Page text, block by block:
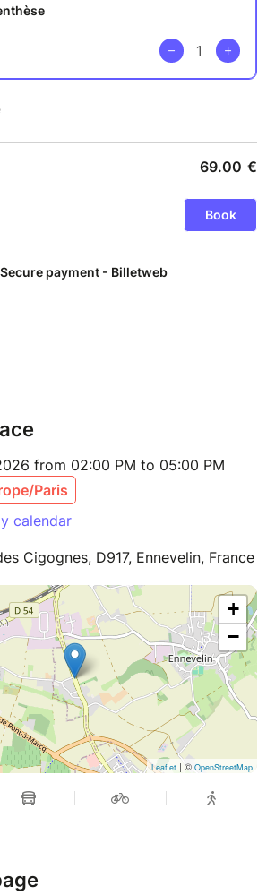
from 02:00 PM to 05:00 PM
Paris
calendar
Cigognes, D917, Ennevelin, France
+
−
Leaflet | © OpenStreetMap